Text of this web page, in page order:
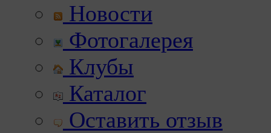
Новости
Фотогалерея
Клубы
Каталог
Оставить отзыв